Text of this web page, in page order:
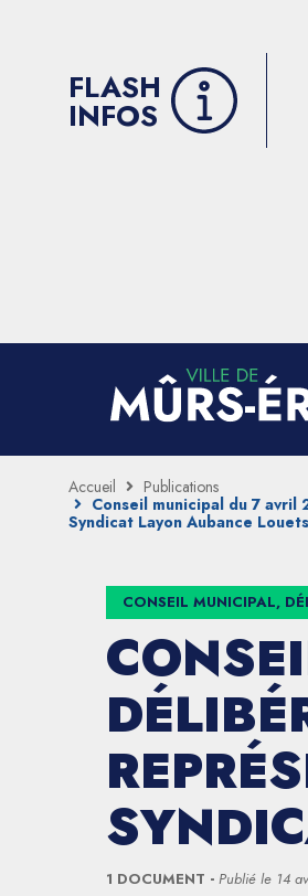
FLASH
INFOS
Accueil
Publications
Conseil municipal du 7
Syndicat Layon Aubance Louets
CONSEIL MUNICIPAL,
1 DOCUMENT Publié le 14